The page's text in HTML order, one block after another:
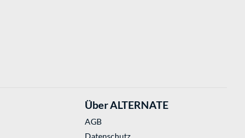
Über ALTERNATE
AGB